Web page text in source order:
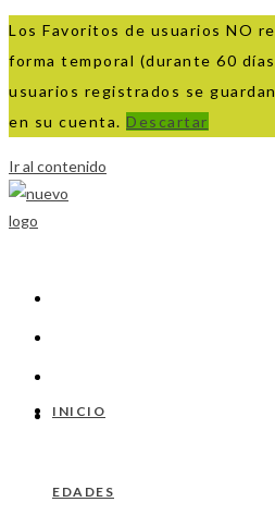
Los Favoritos de usuarios NO
forma temporal (durante 60
usuarios registrados se
en su cuenta. Descartar
Ir al contenido
INICIO
EDADES